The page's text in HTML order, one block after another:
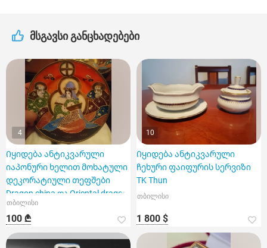
მსგავსი განცხადებები
4
Იყიდება ანტიკვარული
იაპონური ხელით მოხატული
დეკორატიული თეფშები
Dragon china და Oriental dragon
თბილისი
100 ₾
10
Იყიდება ანტიკვარული
ჩეხური ფაიფურის სერვიზი
TK Thun
თბილისი
1 800 $